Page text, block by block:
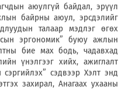
аюулгүй байдал, эрүүл
байрны аюул, эрсдэлийг
талаар мэдлэг өгөх
эргономик” буюу ажлын
бие мах бодь, чадавхад
үнэлгээг хийх, ажиглалт
сэдвээр Хэлт энд
захирал, Анагаах ухааны